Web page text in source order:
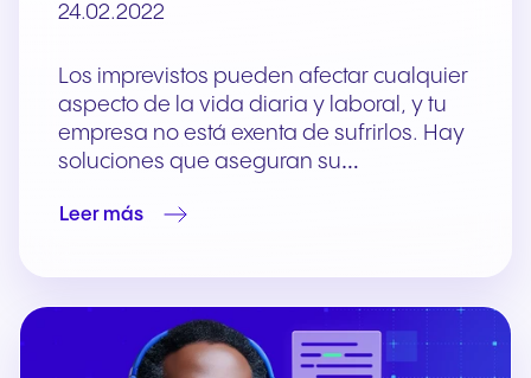
24.02.2022
Los imprevistos pueden afectar cualquier
aspecto de la vida diaria y laboral, y tu
empresa no está exenta de sufrirlos. Hay
soluciones que aseguran su…
Leer más